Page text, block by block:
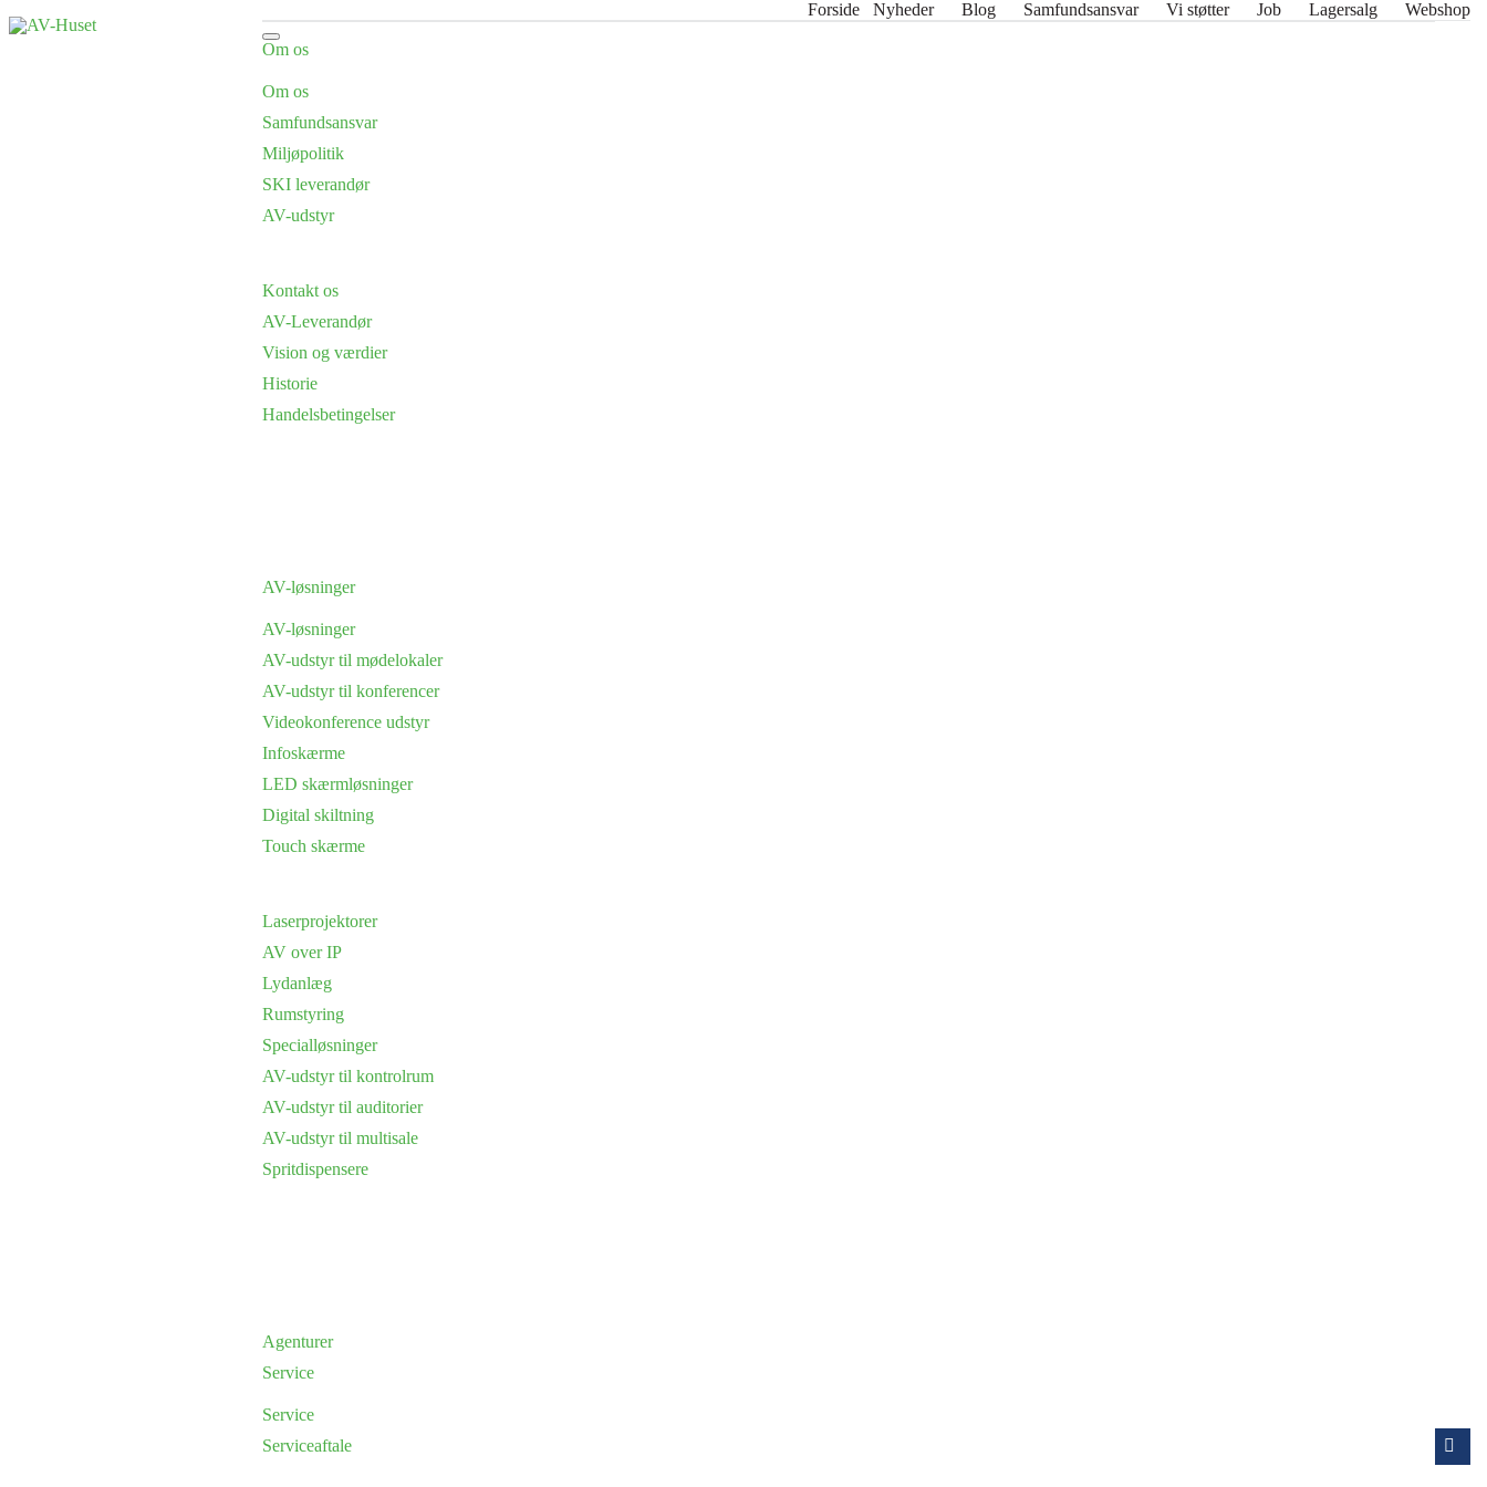
Forside Nyheder Blog Samfundsansvar Vi støtter Job Lagersalg Webshop
Om os
Om os
Samfundsansvar
Miljøpolitik
SKI leverandør
AV-udstyr
Kontakt os
AV-Leverandør
Vision og værdier
Historie
Handelsbetingelser
AV-løsninger
AV-løsninger
AV-udstyr til mødelokaler
AV-udstyr til konferencer
Videokonference udstyr
Infoskærme
LED skærmløsninger
Digital skiltning
Touch skærme
Laserprojektorer
AV over IP
Lydanlæg
Rumstyring
Specialløsninger
AV-udstyr til kontrolrum
AV-udstyr til auditorier
AV-udstyr til multisale
Spritdispensere
Agenturer
Service
Service
Serviceaftale